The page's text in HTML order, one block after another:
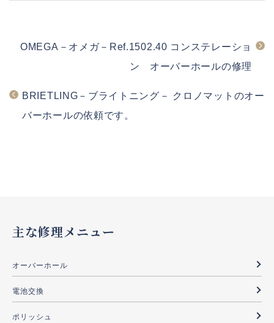
OMEGA－オメガ－Ref.1502.40 コンステレーショ
ン オーバーホールの修理
BRIETLING－ブライトニング－ クロノマットのオー
バーホールの依頼です。
主な修理メニュー
オーバーホール
電池交換
ポリッシュ